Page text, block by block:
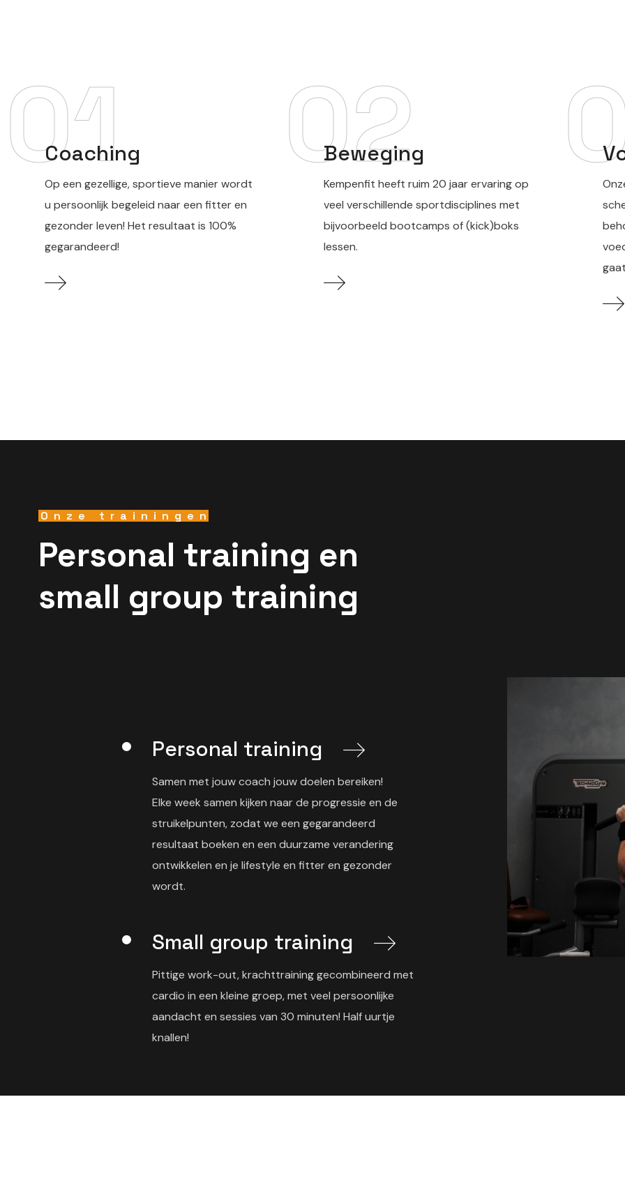
Coaching
Op een gezellige, sportieve manier wordt
u persoonlijk begeleid naar een fitter en
gezonder leven! Het resultaat is 100%
gegarandeerd!
01 Beweging
Kempenfit heeft ruim 20 jaar ervaring op
veel verschillende sportdisciplines met
bijvoorbeeld bootcamps of (kick)boks
lessen.
02
Onze trainingen
Personal training en
small group training
Personal training
Samen met jouw coach jouw doelen bereiken!
Elke week samen kijken naar de progressie en de
struikelpunten, zodat we een gegarandeerd
resultaat boeken en een duurzame verandering
ontwikkelen en je lifestyle en fitter en gezonder
wordt.
Small group training
Pittige work-out, krachttraining gecombineerd met
cardio in een kleine groep, met veel persoonlijke
aandacht en sessies van 30 minuten! Half uurtje
knallen!